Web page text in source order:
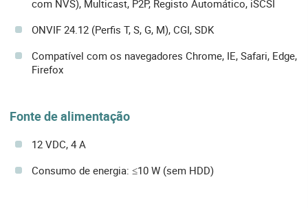
com NVS), Multicast, P2P, Registo Automático, iSCSI
ONVIF 24.12 (Perfis T, S, G, M), CGI, SDK
Compatível com os navegadores Chrome, IE, Safari, Edge,
Firefox
Fonte de alimentação
12 VDC, 4 A
Consumo de energia: ≤10 W (sem HDD)